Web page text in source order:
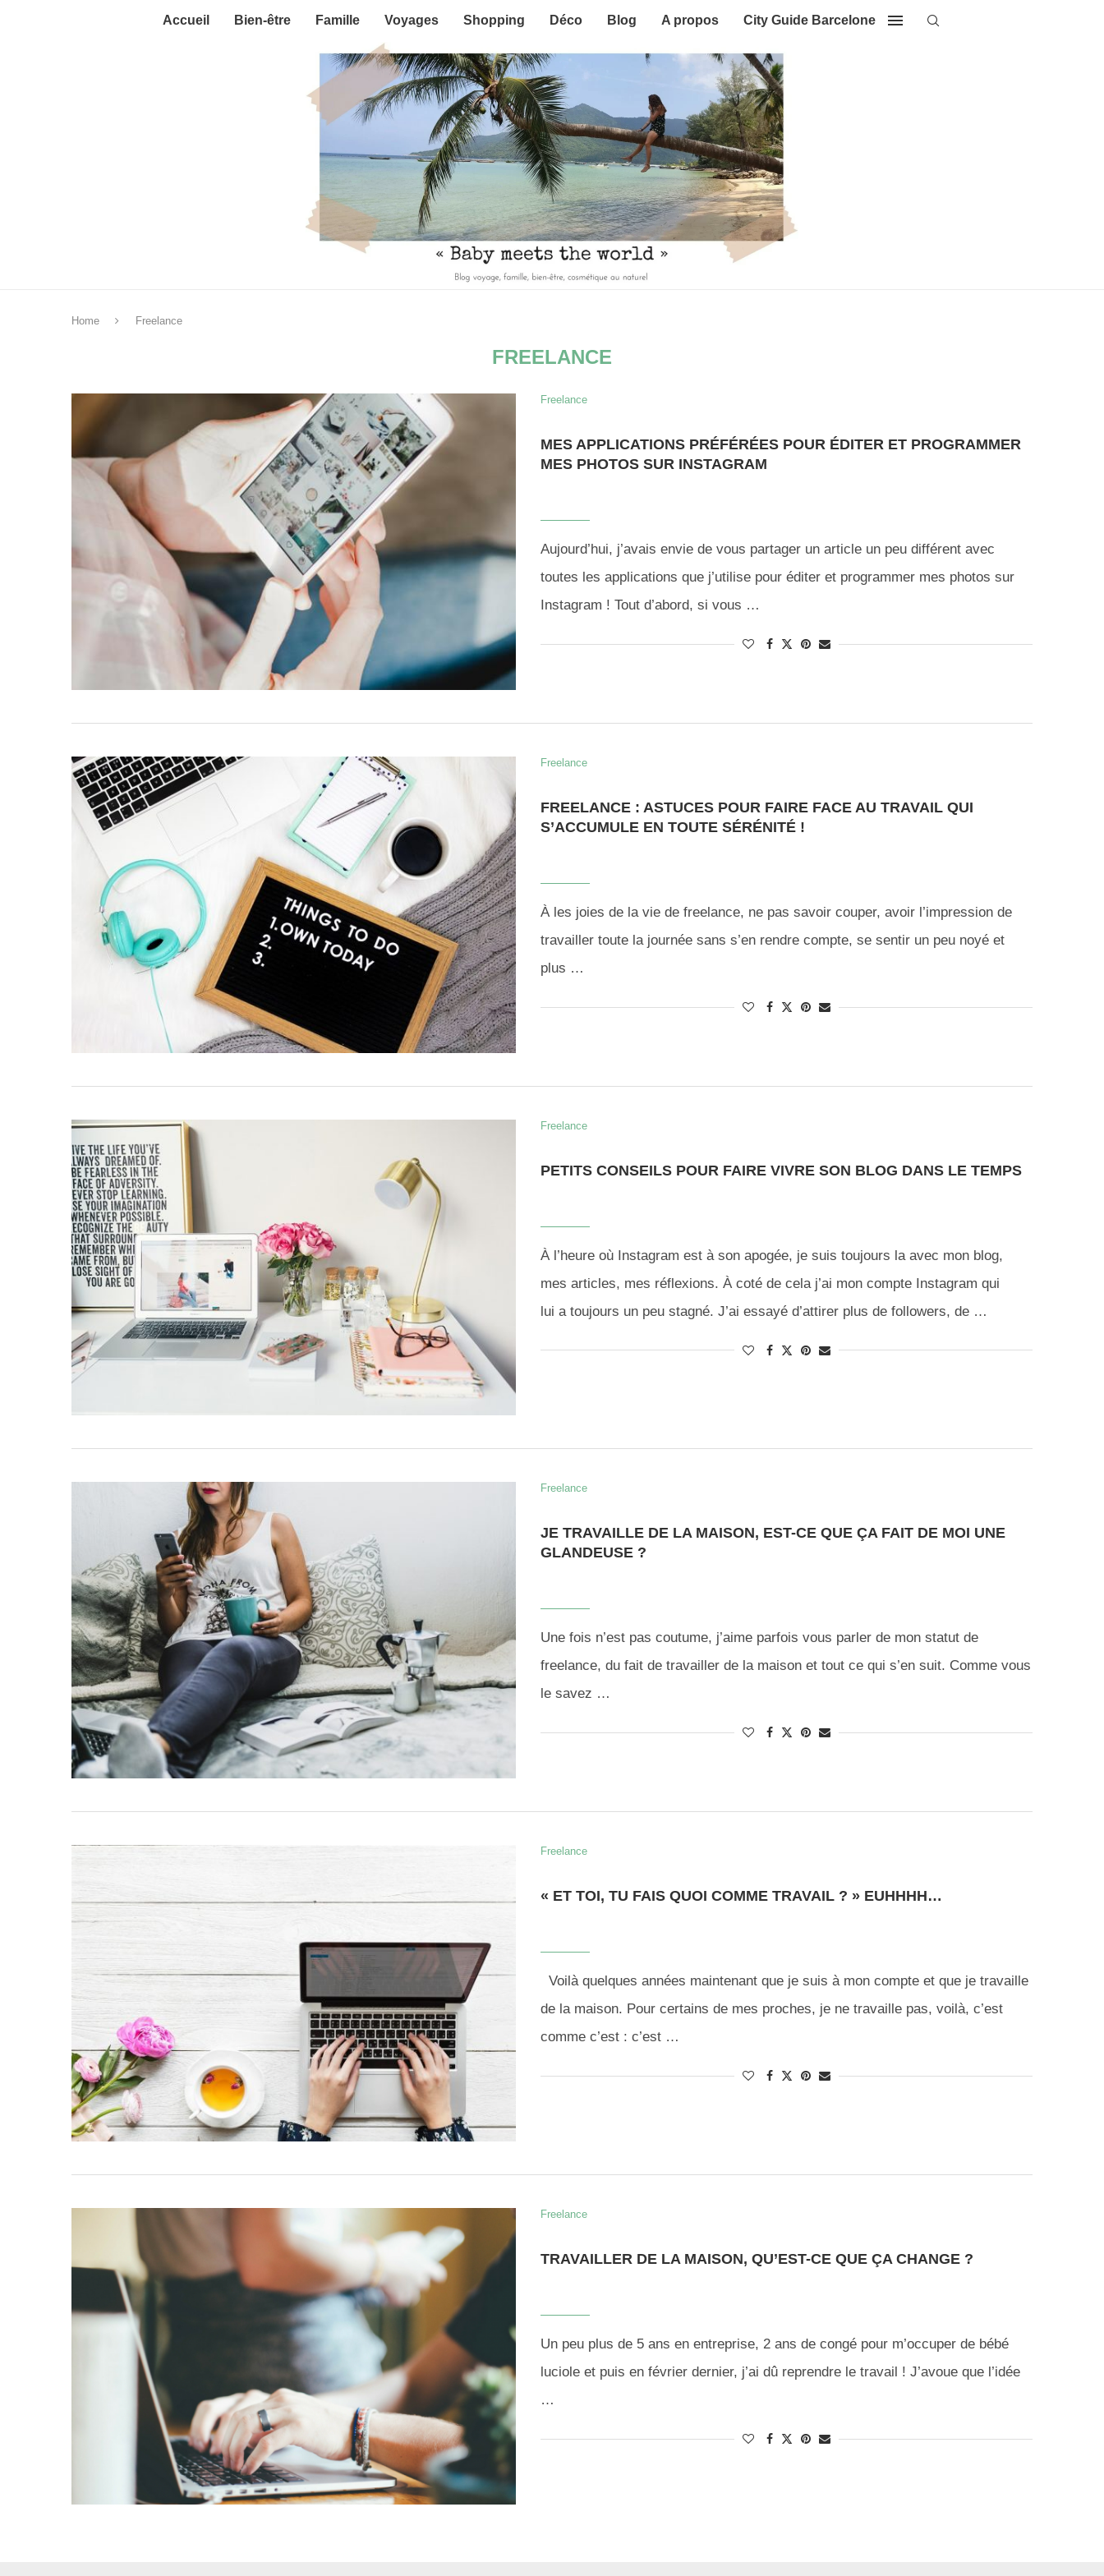
Accueil Bien-être Famille Voyages Shopping Déco Blog A propos City Guide Barcelone
Home Freelance
FREELANCE
Freelance
MES APPLICATIONS PRÉFÉRÉES POUR ÉDITER ET PROGRAMMER
MES PHOTOS SUR INSTAGRAM
Aujourd’hui, j’avais envie de vous partager un article un peu différent avec
toutes les applications que j’utilise pour éditer et programmer mes photos sur
Instagram ! Tout d’abord, si vous …
Freelance
FREELANCE : ASTUCES POUR FAIRE FACE AU TRAVAIL QUI
S’ACCUMULE EN TOUTE SÉRÉNITÉ !
À les joies de la vie de freelance, ne pas savoir couper, avoir l’impression de
travailler toute la journée sans s’en rendre compte, se sentir un peu noyé et
plus …
Freelance
PETITS CONSEILS POUR FAIRE VIVRE SON BLOG DANS LE TEMPS
À l’heure où Instagram est à son apogée, je suis toujours la avec mon blog,
mes articles, mes réflexions. À coté de cela j’ai mon compte Instagram qui
lui a toujours un peu stagné. J’ai essayé d’attirer plus de followers, de …
Freelance
JE TRAVAILLE DE LA MAISON, EST-CE QUE ÇA FAIT DE MOI UNE
GLANDEUSE ?
Une fois n’est pas coutume, j’aime parfois vous parler de mon statut de
freelance, du fait de travailler de la maison et tout ce qui s’en suit. Comme vous
le savez …
Freelance
« ET TOI, TU FAIS QUOI COMME TRAVAIL ? » EUHHHH…
Voilà quelques années maintenant que je suis à mon compte et que je travaille
de la maison. Pour certains de mes proches, je ne travaille pas, voilà, c’est
comme c’est : c’est …
Freelance
TRAVAILLER DE LA MAISON, QU’EST-CE QUE ÇA CHANGE ?
Un peu plus de 5 ans en entreprise, 2 ans de congé pour m’occuper de bébé
luciole et puis en février dernier, j’ai dû reprendre le travail ! J’avoue que l’idée
…